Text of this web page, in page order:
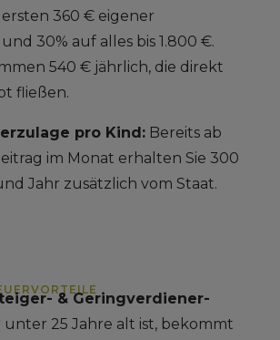
360 € eigener
30% auf alles bis 1.800 €.
540 € jährlich, die direkt
fließen.
pro Kind:Bereits ab
im Monat erhalten Sie 300
Jahr zusätzlich vom Staat.
& Geringverdiener-
25 Jahre alt ist, bekommt